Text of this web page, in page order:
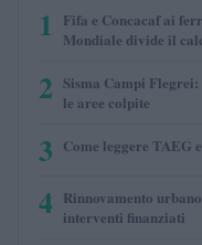
1
Fifa e Concacaf ai
Mondiale divide il
2 Sisma Campi
le aree colpite
3 Come leggere TAEG
4 Rinnovamento
interventi finanziati